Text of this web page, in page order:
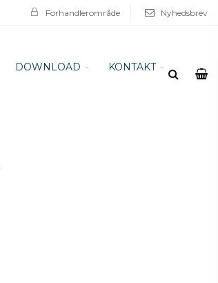
Forhandlerområde Nyhedsbrev
DOWNLOAD KONTAKT